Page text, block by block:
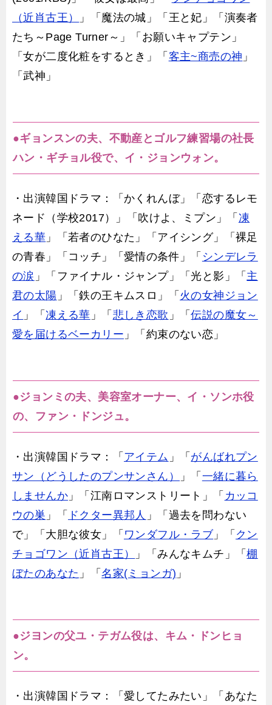
（近肖古王）
」「魔法の城」「 王と妃 」「演奏者
たち～Page Turner～」「お願いキャプテン」
「女が二度化粧をするとき」「 客主~商売の神 」
「武神」
●ギョンスンの夫、不動産とゴルフ練習場の社長
ハン・ギチョル役で、イ・ジョンウォン。
・出演韓国ドラマ：「かくれんぼ」「恋するレモ
ネード（学校2017）」「吹けよ、ミプン」「 凍
える華 」「若者のひなた」「アイシング」「裸足
の青春」「コッチ」「愛情の条件」「 シンデレラ
の涙 」「ファイナル・ジャンプ」「光と影」「 主
君の太陽 」「鉄の王キムスロ」「 火の女神ジョン
イ 」「凍える華 」「 悲しき恋歌 」「伝説の魔女～
愛を届けるベーカリー 」「約束のない恋」
●ジョンミの夫、美容室オーナー、イ・ソンホ役
の、ファン・ドンジュ。
・出演韓国ドラマ：「 アイテム 」「 がんばれプン
サン（どうしたのプンサンさん）
」「 一緒に暮ら
しませんか 」「江南ロマンストリート」「 カッコ
ウの巣 」「 ドクター異邦人 」「過去を問わない
で」「大胆な彼女」「 ワンダフル・ラブ 」「 クン
チョゴワン（近肖古王）
」「みんなキムチ」「棚
ぼたのあなた 」「名家(ミョンガ) 」
●ジヨンの父ユ・テガム役は、キム・ドンヒョ
ン。
・出演韓国ドラマ：「愛してたみたい」「あなた